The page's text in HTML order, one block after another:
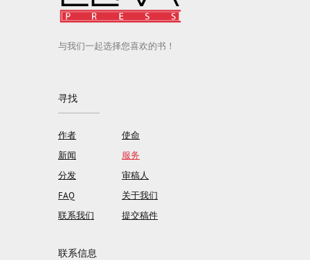
与我们一起选择您喜欢的书！
寻找
作者
新闻
分发
FAQ
联系我们
使命
服务
审稿人
关于我们
提交稿件
联系信息